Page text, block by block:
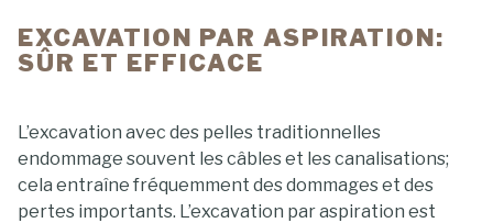
EXCAVATION PAR ASPIRATION:
SÛR ET EFFICACE
L’excavation avec des pelles traditionnelles
endommage souvent les câbles et les canalisations;
cela entraîne fréquemment des dommages et des
pertes importants. L’excavation par aspiration est